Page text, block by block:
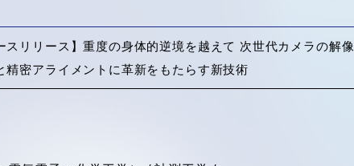
スリリース】重度の身体的逆境を越えて 次世代カメラの解像
精密アライメントに革新をもたらす新技術